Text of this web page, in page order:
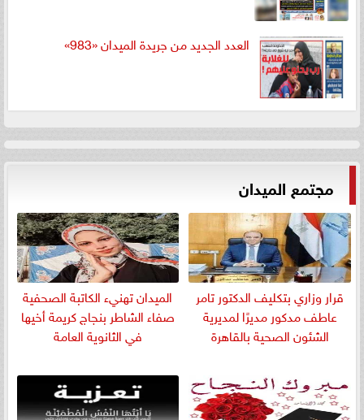
العدد الجديد من جريدة الميدان «983»
مجتمع الميدان
قرار وزاري بتكليف الدكتور تامر
عاطف مدكور مديرًا لمديرية
الشئون الصحية بالقاهرة
الميدان تهنيء الكاتبة الصحفية
صفاء الشاطر بنجاج كريمة أخيها
في الثانوية العامة